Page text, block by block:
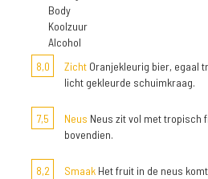
Body
Koolzuur
Alcohol
8,0
Zicht Oranjekleurig bier, egaal
licht gekleurde schuimkraag.
7,5 Neus Neus zit vol met tropisch
bovendien.
8,2 Smaak Het fruit in de neus